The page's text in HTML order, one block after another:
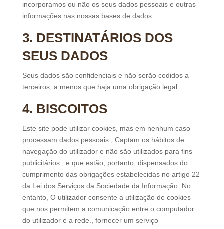
incorporamos ou não os seus dados pessoais e outras
informações nas nossas bases de dados..
3. DESTINATÁRIOS DOS
SEUS DADOS
Seus dados são confidenciais e não serão cedidos a
terceiros, a menos que haja uma obrigação legal.
4. BISCOITOS
Este site pode utilizar cookies, mas em nenhum caso
processam dados pessoais., Captam os hábitos de
navegação do utilizador e não são utilizados para fins
publicitários., e que estão, portanto, dispensados ​​do
cumprimento das obrigações estabelecidas no artigo 22
da Lei dos Serviços da Sociedade da Informação. No
entanto, O utilizador consente a utilização de cookies
que nos permitem a comunicação entre o computador
do utilizador e a rede., fornecer um serviço